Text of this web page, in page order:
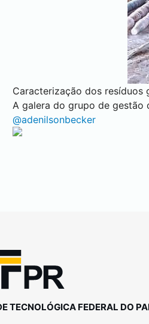
Caracterização dos resíduos
A galera do grupo de gestão
@adenilsonbecker
TECNOLÓGICA FEDERAL DO